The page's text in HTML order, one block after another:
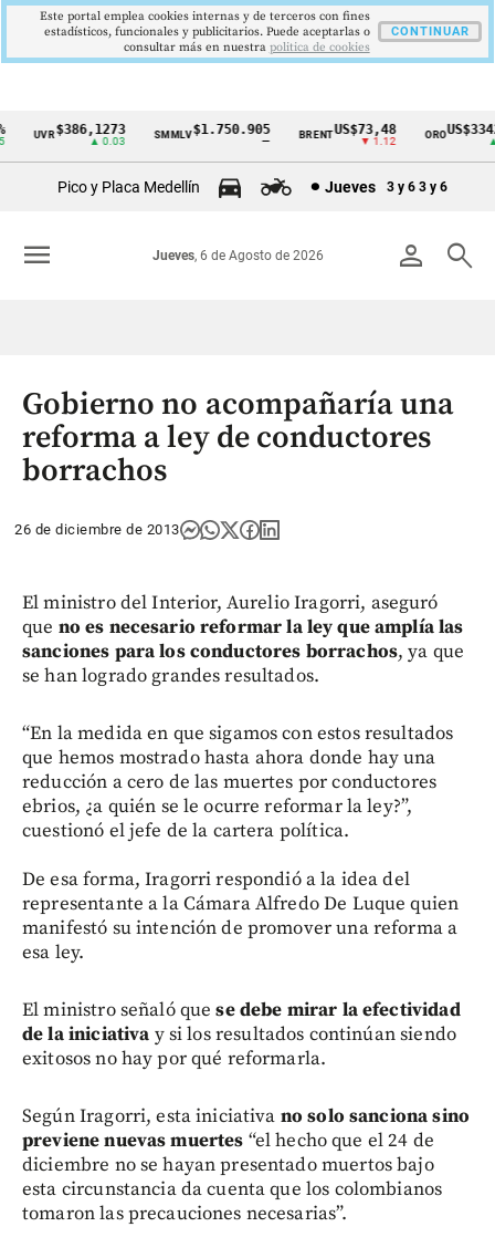
Cintillo
Colombia
UVR$386,1273
▲ 0.03
SMMLV$1.750.905 BRENTUS$73,48
▼ 1.12
ORO
▲
Pico y Placa Medellín Jueves 3 y 6 3 y 6
person search
Jueves, 6 de Agosto de 2026
menu
Gobierno no acompañaría una
reforma a ley de conductores
borrachos
26 de diciembre de 2013
El ministro del Interior, Aurelio Iragorri, aseguró
que no es necesario reformar la ley que amplía las
sanciones para los conductores borrachos, ya que
se han logrado grandes resultados.
“En la medida en que sigamos con estos resultados
que hemos mostrado hasta ahora donde hay una
reducción a cero de las muertes por conductores
ebrios, ¿a quién se le ocurre reformar la ley?”,
cuestionó el jefe de la cartera política.
De esa forma, Iragorri respondió a la idea del
representante a la Cámara Alfredo De Luque quien
manifestó su intención de promover una reforma a
esa ley.
El ministro señaló quese debe mirar la efectividad
de la iniciativa y si los resultados continúan siendo
exitosos no hay por qué reformarla.
Según Iragorri, esta iniciativa no solo sanciona sino
previene nuevas muertes “el hecho que el 24 de
diciembre no se hayan presentado muertos bajo
esta circunstancia da cuenta que los colombianos
tomaron las precauciones necesarias”.
Este portal emplea cookies internas y de terceros con fines
estadísticos, funcionales y publicitarios. Puede aceptarlas o
consultar más en nuestra politica de cookies
CONTINUAR